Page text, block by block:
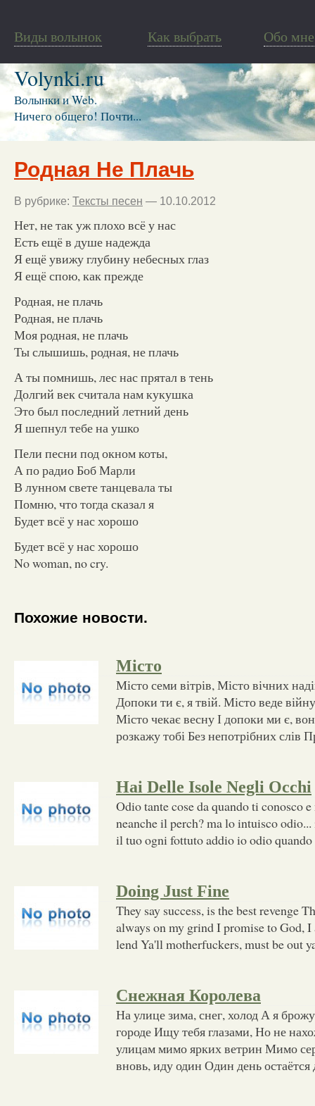
Виды волынок Как выбрать Обо мне
Volynki.ru
Волынки и Web.
Ничего общего! Почти...
Родная Не Плачь
В рубрике: Тексты песен — 10.10.2012
Нет, не так уж плохо всё у нас
Есть ещё в душе надежда
Я ещё увижу глубину небесных глаз
Я ещё спою, как прежде
Родная, не плачь
Родная, не плачь
Моя родная, не плачь
Ты слышишь, родная, не плачь
А ты помнишь, лес нас прятал в тень
Долгий век считала нам кукушка
Это был последний летний день
Я шепнул тебе на ушко
Пели песни под окном коты,
А по радио Боб Марли
В лунном свете танцевала ты
Помню, что тогда сказал я
Будет всё у нас хорошо
Будет всё у нас хорошо
No woman, no cry.
Похожие новости.
Місто
Місто семи вітрів, Місто вічних
Допоки ти є, я твій. Місто веде
Місто чекає весну І допоки ми є,
розкажу тобі Без непотрібних слів
Hai Delle Isole Negli Occhi
Odio tante cose da quando ti conosco
neanche il perch? ma lo intuisco
il tuo ogni fottuto addio io odio
Doing Just Fine
They say success, is the best revenge
always on my grind I promise to God,
lend Ya'll motherfuckers, must be out
Снежная Королева
На улице зима, снег, холод А я
городе Ищу тебя глазами, Но не
улицам мимо ярких ветрин Мимо
вновь, иду один Один день